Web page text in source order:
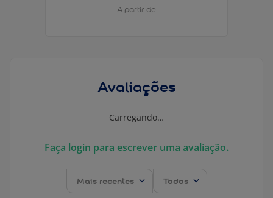
A partir de
Avaliações
Carregando…
Faça login para escrever uma avaliação.
Mais recentes Todos